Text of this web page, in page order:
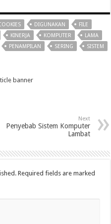
DIGUNAKAN
FILE
KINERJA KOMPUTER
LAMA
PENAMPILAN SERING
SISTEM
Next
Penyebab Sistem Komputer
Lambat
Required fields are marked